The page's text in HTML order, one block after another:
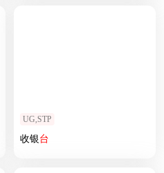
UG,STP
收银台